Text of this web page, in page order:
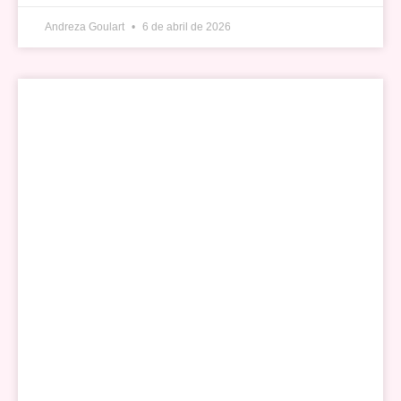
Andreza Goulart 6 de abril de 2026